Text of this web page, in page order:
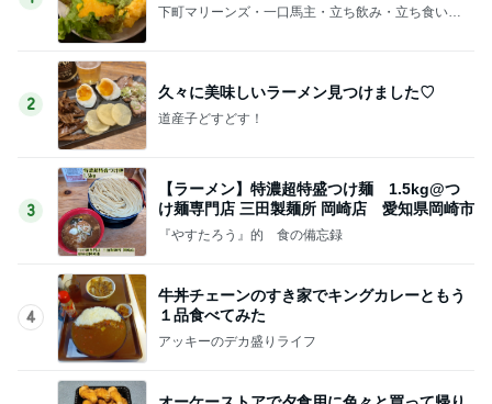
下町マリーンズ・一口馬主・立ち飲み・立ち食いそ
2
久々に美味しいラーメン見つけました♡
道産子どすどす！
3
【ラーメン】特濃超特盛つけ麺 1.5kg@つ
け麺専門店 三田製麺所 岡崎店 愛知県岡崎市
『やすたろう』的 食の備忘録
4
牛丼チェーンのすき家でキングカレーともう
１品食べてみた
アッキーのデカ盛りライフ